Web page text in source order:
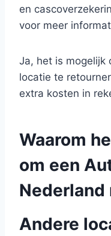
en
voor meer
Ja, het is mogelijk
locatie te
extra kosten in
Waarom
om een
Nederland
Andere